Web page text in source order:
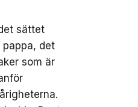
sättet
pappa, det
som är